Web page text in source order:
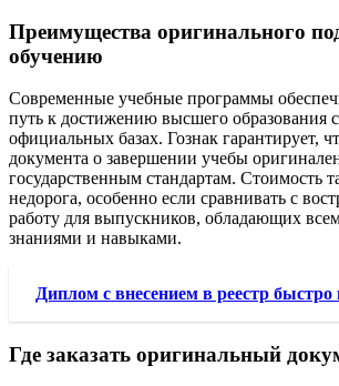
Преимущества оригинального
обучению
Современные учебные программы
путь к достижению высшего образования
официальных базах. Гознак гарантирует,
документа о завершении учебы
государственным стандартам. Стоимость
недорога, особенно если сравнивать с
работу для выпускников, обладающих
знаниями и навыками.
Диплом с внесением в реестр быстро
Где заказать оригинальный